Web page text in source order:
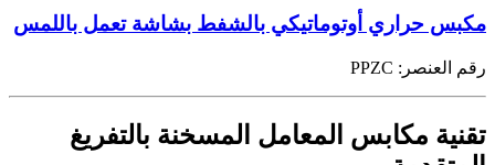
مكبس حراري أوتوماتيكي بالشفط بشاشة تعمل باللمس
رقم العنصر:
تقنية مكابس المعامل المسخنة بالتفريغ